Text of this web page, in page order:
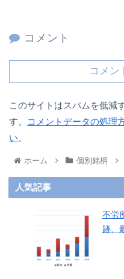
コメント
コメン
このサイトはスパムを低減
す。
コメントデータの処理
い。
ホーム 個別銘柄
人気記事
不労
跡、